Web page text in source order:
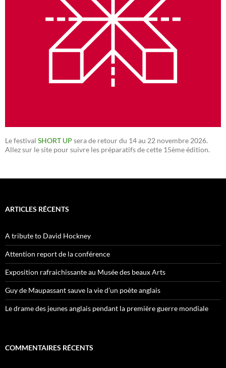
Le festival SHORT UP sera de retour du 14 au 22 novembre 2026.
Allez sur le site pour suivre les préparatifs de cette 15ème édition.
ARTICLES RÉCENTS
A tribute to David Hockney
Attention report de la conférence
Exposition rafraichissante au Musée des beaux Arts
Guy de Maupassant sauve la vie d’un poète anglais
Le drame des jeunes anglais pendant la première guerre mondiale
COMMENTAIRES RÉCENTS